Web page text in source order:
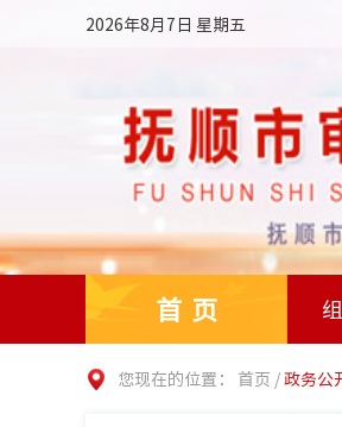
2026年8月7日 星期五
首页
您现在的位置： 首页 /政务公